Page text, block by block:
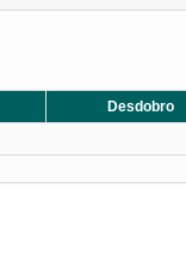
Desdobro